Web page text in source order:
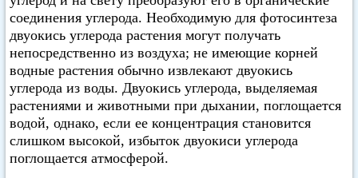
соединения углерода. Необходимую для фотосинтеза
двуокись углерода растения могут получать
непосредственно из воздуха; не имеющие корней
водные растения обычно извлекают двуокись
углерода из воды. Двуокись углерода, выделяемая
растениями и животными при дыхании, поглощается
водой, однако, если ее концентрация становится
слишком высокой, избыток двуокиси углерода
поглощается атмосферой.